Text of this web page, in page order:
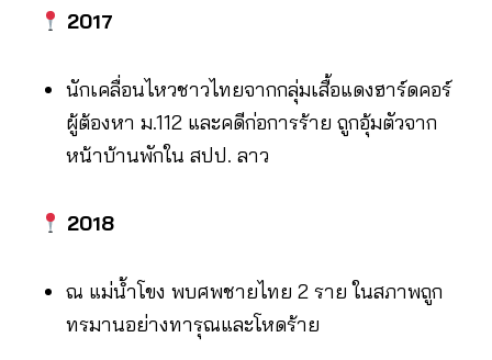
2017
นักเคลื่อนไหวชาวไทยจากกลุ่มเสื้อแดงฮาร์ดคอร์
ผู้ต้องหา ม.112 และคดีก่อการร้าย ถูกอุ้มตัวจาก
หน้าบ้านพักใน สปป. ลาว
2018
ณ แม่น้ำโขง พบศพชายไทย 2 ราย ในสภาพถูก
ทรมานอย่างทารุณและโหดร้าย